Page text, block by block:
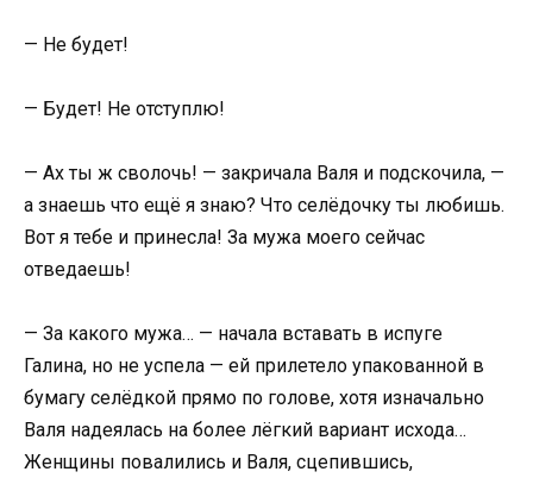
— Не будет!
— Будет! Не отступлю!
— Ах ты ж сволочь! — закричала Валя и подскочила, —
а знаешь что ещё я знаю? Что селёдочку ты любишь.
Вот я тебе и принесла! За мужа моего сейчас
отведаешь!
— За какого мужа… — начала вставать в испуге
Галина, но не успела — ей прилетело упакованной в
бумагу селёдкой прямо по голове, хотя изначально
Валя надеялась на более лёгкий вариант исхода…
Женщины повалились и Валя, сцепившись,